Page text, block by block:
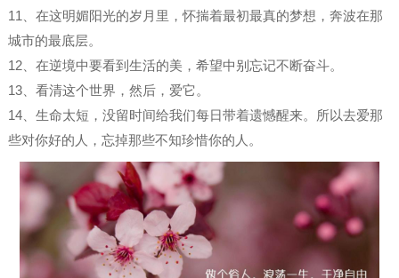
11、在这明媚阳光的岁月里，怀揣着最初最真的梦想，奔波在那
城市的最底层。
12、在逆境中要看到生活的美，希望中别忘记不断奋斗。
13、看清这个世界，然后，爱它。
14、生命太短，没留时间给我们每日带着遗憾醒来。所以去爱那
些对你好的人，忘掉那些不知珍惜你的人。